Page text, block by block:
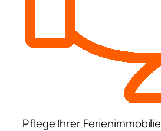
Pflege Ihrer Ferienimmobilie